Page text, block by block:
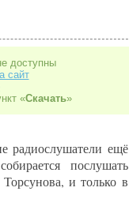
доступны
сайт
«Скачать»
радиослушатели ещё
послушать
и только в